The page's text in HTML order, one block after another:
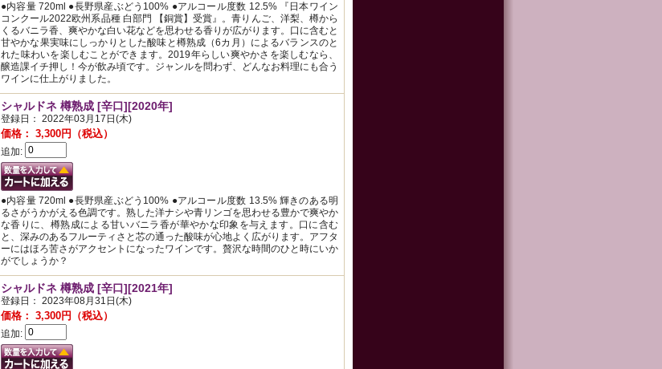
●内容量 720ml ●長野県産ぶどう100% ●アルコール度数 12.5% 『日本ワイン
コンクール2022欧州系品種 白部門 【銅賞】受賞』。青りんご、洋梨、樽から
くるバニラ香、爽やかな白い花などを思わせる香りが広がります。口に含むと
甘やかな果実味にしっかりとした酸味と樽熟成（6カ月）によるバランスのと
れた味わいを楽しむことができます。2019年らしい爽やかさを楽しむなら、
醸造課イチ押し！今が飲み頃です。ジャンルを問わず、どんなお料理にも合う
ワインに仕上がりました。
シャルドネ 樽熟成 [辛口][2020年]
登録日： 2022年03月17日(木)
価格： 3,300円（税込）
追加:
●内容量 720ml ●長野県産ぶどう100% ●アルコール度数 13.5% 輝きのある明
るさがうかがえる色調です。熟した洋ナシや青リンゴを思わせる豊かで爽やか
な香りに、樽熟成による甘いバニラ香が華やかな印象を与えます。口に含む
と、深みのあるフルーティさと芯の通った酸味が心地よく広がります。アフタ
ーにはほろ苦さがアクセントになったワインです。贅沢な時間のひと時にいか
がでしょうか？
シャルドネ 樽熟成 [辛口][2021年]
登録日： 2023年08月31日(木)
価格： 3,300円（税込）
追加: